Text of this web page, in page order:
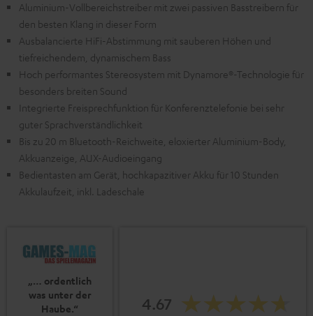
Aluminium-Vollbereichstreiber mit zwei passiven Basstreibern für
den besten Klang in dieser Form
Ausbalancierte HiFi-Abstimmung mit sauberen Höhen und
tiefreichendem, dynamischem Bass
Hoch performantes Stereosystem mit Dynamore®-Technologie für
besonders breiten Sound
Integrierte Freisprechfunktion für Konferenztelefonie bei sehr
guter Sprachverständlichkeit
Bis zu 20 m Bluetooth-Reichweite, eloxierter Aluminium-Body,
Akkuanzeige, AUX-Audioeingang
Bedientasten am Gerät, hochkapazitiver Akku für 10 Stunden
Akkulaufzeit, inkl. Ladeschale
„… ordentlich
was unter der
Haube.“
4.67